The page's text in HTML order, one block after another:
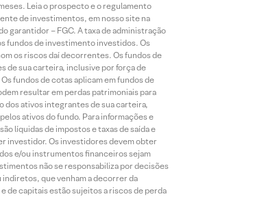
Leia o prospecto e o regulamento
de investimentos, em nosso site na
garantidor – FGC. A taxa de administração
fundos de investimento investidos. Os
os riscos daí decorrentes. Os fundos de
de sua carteira, inclusive por força de
fundos de cotas aplicam em fundos de
resultar em perdas patrimoniais para
dos ativos integrantes de sua carteira,
ativos do fundo. Para informações e
líquidas de impostos e taxas de saída e
investidor. Os investidores devem obter
e/ou instrumentos financeiros sejam
não se responsabiliza por decisões
indiretos, que venham a decorrer da
de capitais estão sujeitos a riscos de perda